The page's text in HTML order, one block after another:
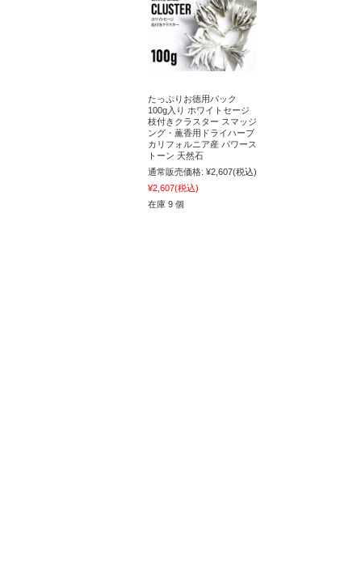
たっぷりお徳用パック
100g入り ホワイトセージ
枝付きクラスター スマッジ
ング・薫香用ドライハーブ
カリフォルニア産 パワース
トーン 天然石
通常販売価格: ¥2,607(税込)
¥2,607(税込)
在庫 9 個